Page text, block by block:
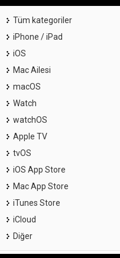
Tüm kategoriler
iPhone / iPad
iOS
Mac Ailesi
macOS
Watch
watchOS
Apple TV
tvOS
iOS App Store
Mac App Store
iTunes Store
iCloud
Diğer